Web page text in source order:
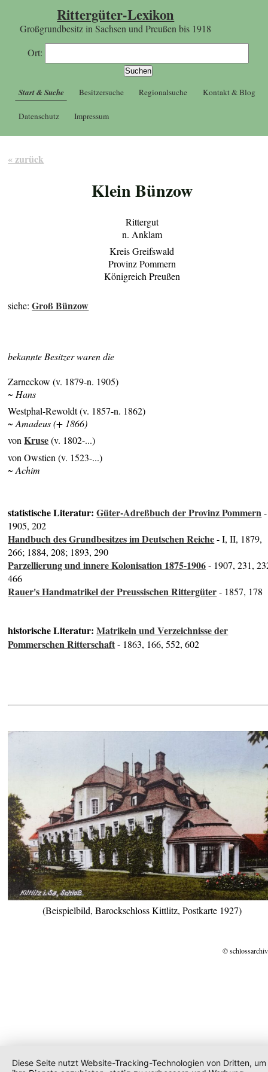
Rittergüter-Lexikon
Großgrundbesitz in Sachsen und Preußen bis 1918
Ort:
Start & Suche Besitzersuche Regionalsuche Kontakt & Blog
Datenschutz Impressum
« zurück
Klein Bünzow
Rittergut
n. Anklam
Kreis Greifswald
Provinz Pommern
Königreich Preußen
siehe:Groß Bünzow
bekannte Besitzer waren die
Zarneckow (v. 1879-n. 1905)
~ Hans
Westphal-Rewoldt (v. 1857-n. 1862)
~ Amadeus (+ 1866)
vonKruse(v. 1802-...)
von Owstien (v. 1523-...)
~ Achim
statistische Literatur:Güter-Adreßbuch der Provinz Pommern-
1905, 202
Handbuch des Grundbesitzes im Deutschen Reiche- I, II, 1879,
266; 1884, 208; 1893, 290
Parzellierung und innere Kolonisation 1875-1906- 1907, 231,
466
Rauer's Handmatrikel der Preussischen Rittergüter- 1857, 178
historische Literatur:Matrikeln und Verzeichnisse der
Pommerschen Ritterschaft- 1863, 166, 552, 602
(Beispielbild, Barockschloss Kittlitz, Postkarte 1927)
©
Diese Seite nutzt Website-Tracking-Technologien von Dritten, um